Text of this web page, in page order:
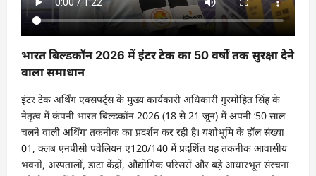
भारत बिल्डकॉन 2026 में इंटर टेक का 50 वर्षों तक सुरक्षा देने
वाला समाधान
इंटर टेक अर्थिंग एक्सपर्ट्स के मुख्य कार्यकारी अधिकारी गुरमोहित सिंह के
नेतृत्व में कंपनी भारत बिल्डकॉन 2026 (18 से 21 जून) में अपनी ‘50 साल
चलने वाली अर्थिंग’ तकनीक का प्रदर्शन कर रही है। यशोभूमि के हॉल संख्या
01, क्लब एनपीसी पवेलियन ए120/140 में प्रदर्शित यह तकनीक आवासीय
भवनों, अस्पतालों, डाटा केंद्रों, औद्योगिक परिसरों और बड़े आधारभूत संरचना